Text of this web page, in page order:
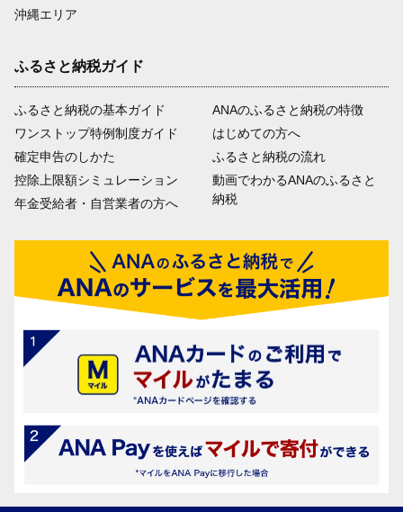
沖縄エリア
ふるさと納税ガイド
ふるさと納税の基本ガイド
ワンストップ特例制度ガイド
確定申告のしかた
控除上限額シミュレーション
年金受給者・自営業者の方へ
ANAのふるさと納税の特徴
はじめての方へ
ふるさと納税の流れ
動画でわかるANAのふるさと
納税